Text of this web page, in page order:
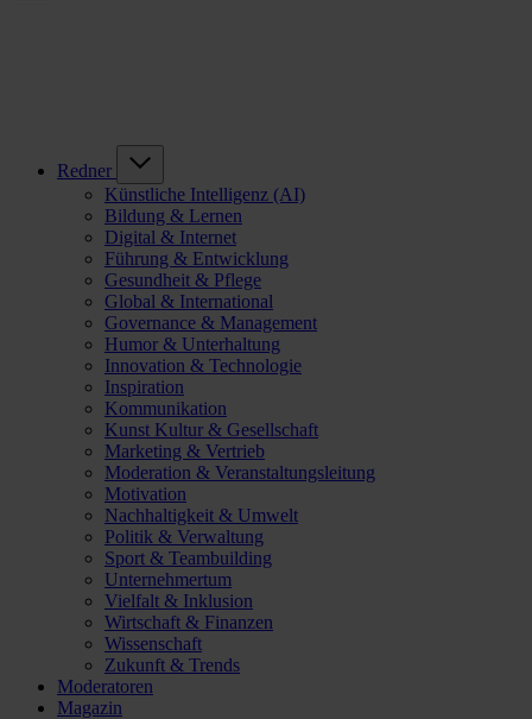
Redner
Künstliche Intelligenz (AI)
Bildung & Lernen
Digital & Internet
Führung & Entwicklung
Gesundheit & Pflege
Global & International
Governance & Management
Humor & Unterhaltung
Innovation & Technologie
Inspiration
Kommunikation
Kunst Kultur & Gesellschaft
Marketing & Vertrieb
Moderation & Veranstaltungsleitung
Motivation
Nachhaltigkeit & Umwelt
Politik & Verwaltung
Sport & Teambuilding
Unternehmertum
Vielfalt & Inklusion
Wirtschaft & Finanzen
Wissenschaft
Zukunft & Trends
Moderatoren
Magazin